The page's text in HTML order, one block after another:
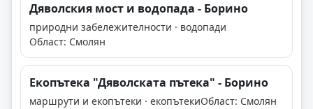
Дяволския мост и водопада - Борино
природни забележителности · водопади
Област: Смолян
Екопътека "Дяволската пътека" - Борино
маршрути и екопътеки · екопътекиОбласт: Смолян